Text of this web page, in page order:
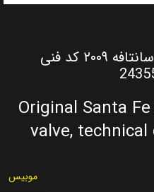
شیر برقی OCV اصلی سانتافه ۲۰۰۹ کد فنی
Original Santa
valve, technical
موبیس